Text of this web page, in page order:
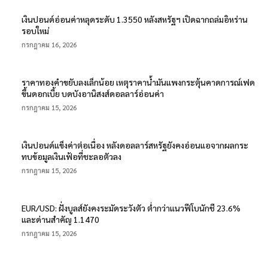
เงินปอนด์อ่อนค่าหลุดระดับ 1.3550 หลังสหรัฐฯ เปิดฉากถล่มอิหร่าน
รอบใหม่
กรกฎาคม 16, 2026
ราคาทองคำขยับลงเล็กน้อย เหตุราคาน้ำมันแพงกระตุ้นคาดการณ์เฟด
ขึ้นดอกเบี้ย บดบังอานิสงส์ดอลลาร์อ่อนค่า
กรกฎาคม 15, 2026
เงินปอนด์แข็งค่าต่อเนื่อง หลังดอลลาร์สหรัฐยังคงอ่อนแอจากผลกระ
ทบข้อมูลเงินเฟ้อที่ชะลอตัวลง
กรกฎาคม 15, 2026
EUR/USD: ฝั่งบูลส์ยังคงระมัดระวังตัว ต่ำกว่าแนวฟีโบนักชี 23.6%
และด่านสำคัญ 1.1470
กรกฎาคม 15, 2026